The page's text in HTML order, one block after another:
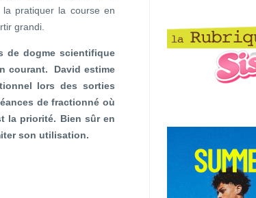
pratiquer la course en
grandi.
de dogme scientifique
courant. David estime
lors des sorties
de fractionné où
la priorité. Bien sûr en
son utilisation.